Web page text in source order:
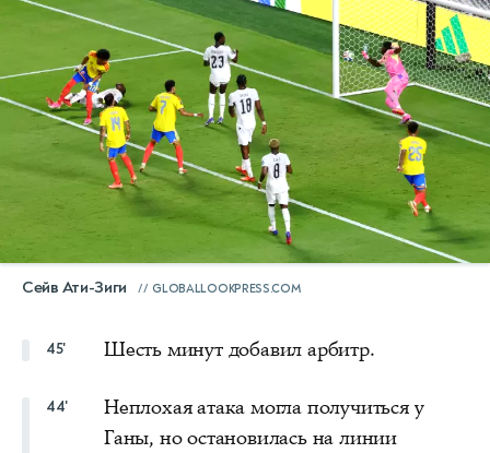
Сейв Ати-Зиги GLOBALLOOKPRESS.COM
45' Шесть минут добавил арбитр.
44'
Неплохая атака могла получиться у
Ганы, но остановилась на линии